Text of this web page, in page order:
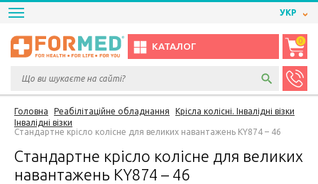
УКР
КАТАЛОГ
0
Головна Реабілітаційне обладнання
Крісла колісні. Інвалідні візки
Інвалідні візки
Стандартне крісло колісне для великих навантажень KY874 – 46
Стандартне крісло колісне для великих
навантажень KY874 – 46